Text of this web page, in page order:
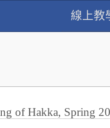
線上教
of Hakka, Spring